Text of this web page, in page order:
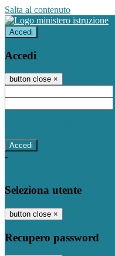
Salta al contenuto
Accedi
Accedi
button close ×
-
Seleziona utente
button close ×
Recupero password